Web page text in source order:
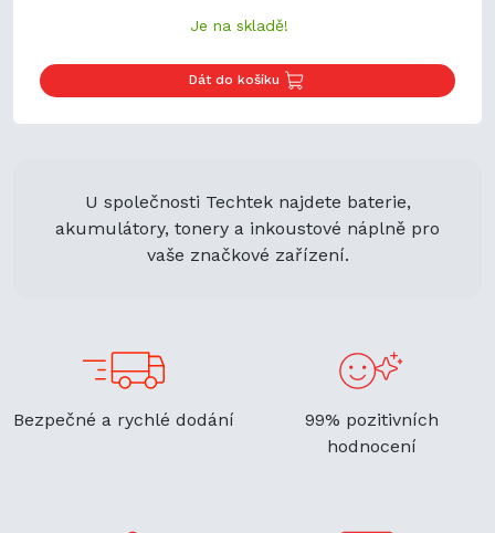
Je na skladě!
Dát do košíku
U společnosti Techtek najdete baterie,
akumulátory, tonery a inkoustové náplně pro
vaše značkové zařízení.
Bezpečné a rychlé dodání
99% pozitivních
hodnocení